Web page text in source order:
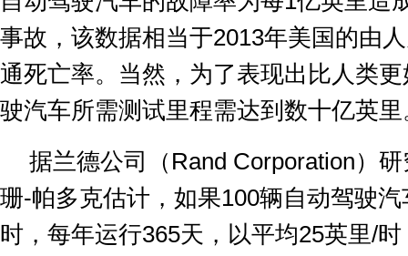
事故，该数据相当于2013年美国的由
通死亡率。当然，为了表现出比人类
驶汽车所需测试里程需达到数十亿英里
据兰德公司（ Rand Corporation）
珊-帕多克估计，如果100辆自动驾驶
时，每年运行365天，以平均25英里/时